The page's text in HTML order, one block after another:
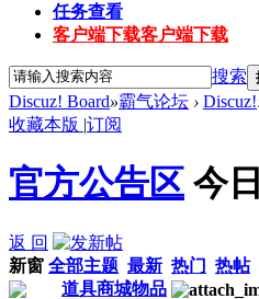
任务查看
客户端下载客户端下载
搜索
Discuz! Board»霸气论坛 › Discuz!
收藏本版 |订阅
官方公告区 今
返 回
新窗 全部主题 最新 热门 热帖
道具商城物品